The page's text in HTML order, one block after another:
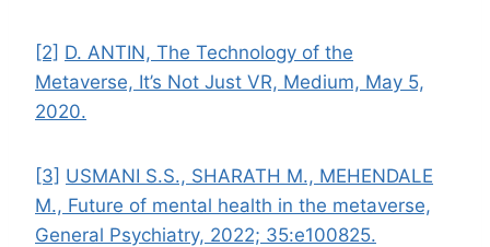
[2] D. ANTIN, The Technology of the
Metaverse, It’s Not Just VR, Medium, May 5,
2020.
[3] USMANI S.S., SHARATH M., MEHENDALE
M., Future of mental health in the metaverse,
General Psychiatry, 2022; 35:e100825.